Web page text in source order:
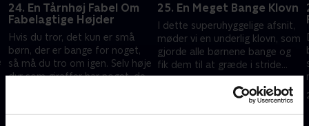
24. En Tårnhøj Fabel Om
Fabelagtige Højder
Hvis du tror, det kun er små
børn, der er bange for noget,
så må du tro om igen. Selv høje
dyr som giraffer har noget, de
25. En Meget Bange Klovn
I dette superuhyggelige afsnit,
møder vi en underlig klovn, som
gjorde alle børnene bange og
fik dem til at græde i stride
strømme. Hvad skete der med